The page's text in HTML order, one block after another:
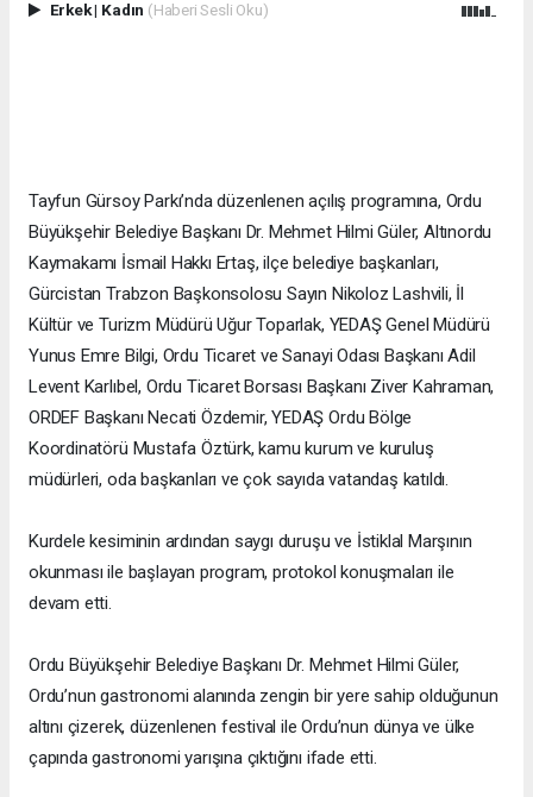
Erkek| Kadın (Haberi Sesli Oku)
Tayfun Gürsoy Parkı’nda düzenlenen açılış programına, Ordu
Büyükşehir Belediye Başkanı Dr. Mehmet Hilmi Güler, Altınordu
Kaymakamı İsmail Hakkı Ertaş, ilçe belediye başkanları,
Gürcistan Trabzon Başkonsolosu Sayın Nikoloz Lashvili, İl
Kültür ve Turizm Müdürü Uğur Toparlak, YEDAŞ Genel Müdürü
Yunus Emre Bilgi, Ordu Ticaret ve Sanayi Odası Başkanı Adil
Levent Karlıbel, Ordu Ticaret Borsası Başkanı Ziver Kahraman,
ORDEF Başkanı Necati Özdemir, YEDAŞ Ordu Bölge
Koordinatörü Mustafa Öztürk, kamu kurum ve kuruluş
müdürleri, oda başkanları ve çok sayıda vatandaş katıldı.
Kurdele kesiminin ardından saygı duruşu ve İstiklal Marşının
okunması ile başlayan program, protokol konuşmaları ile
devam etti.
Ordu Büyükşehir Belediye Başkanı Dr. Mehmet Hilmi Güler,
Ordu’nun gastronomi alanında zengin bir yere sahip olduğunun
altını çizerek, düzenlenen festival ile Ordu’nun dünya ve ülke
çapında gastronomi yarışına çıktığını ifade etti.